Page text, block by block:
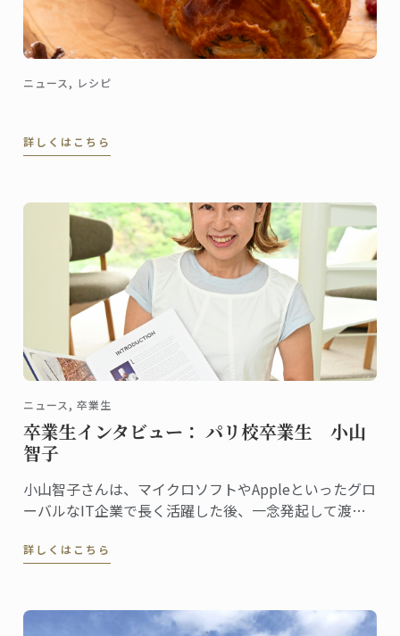
ニュース, レシピ
詳しくはこちら
ニュース, 卒業生
卒業生インタビュー： パリ校卒業生 小山
智子
小山智子さんは、マイクロソフトやAppleといったグロ
ーバルなIT企業で長く活躍した後、一念発起して渡
た。
詳しくはこちら